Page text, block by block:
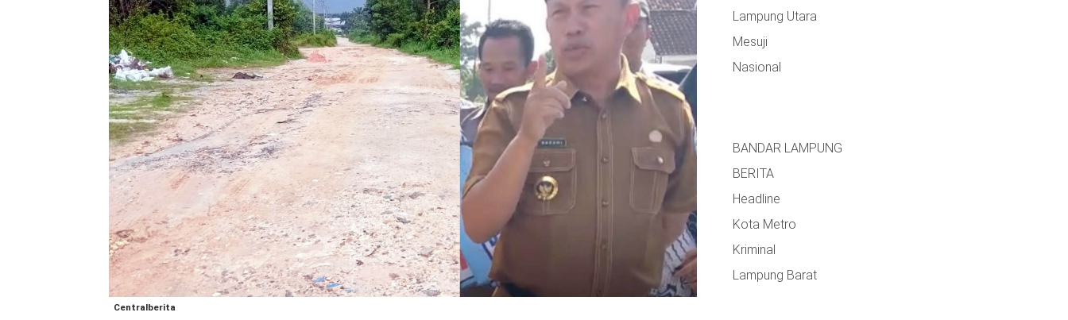
Centralberita
Lampung Utara
Mesuji
Nasional
BANDAR LAMPUNG
BERITA
Headline
Kota Metro
Kriminal
Lampung Barat